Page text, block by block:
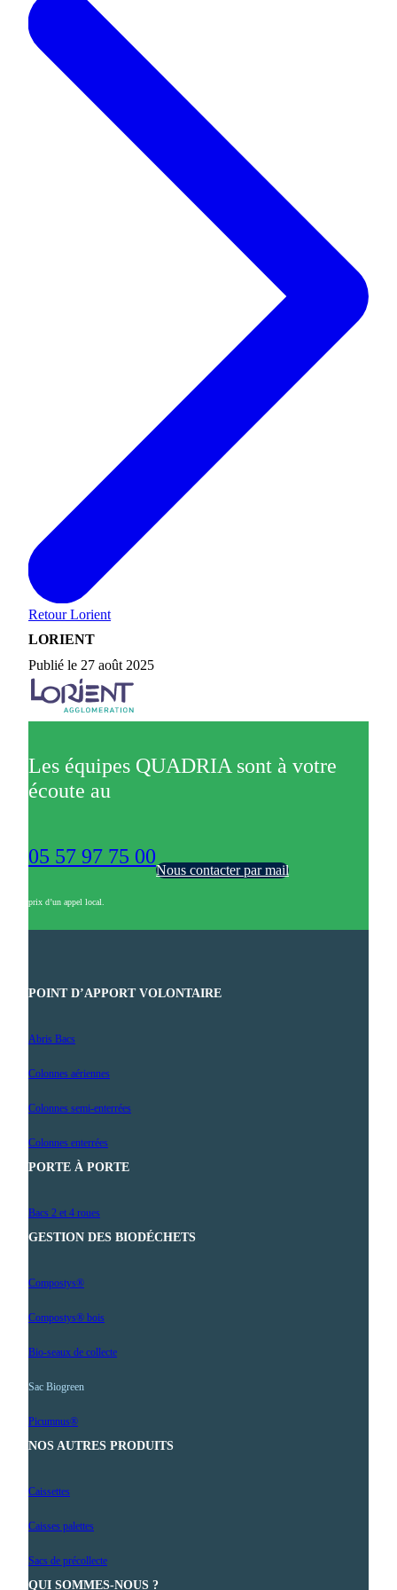
RetourLorient
LORIENT
Publié le 27 août 2025
Les équipes QUADRIA sont à votre
écoute au
05 57 97 75 00
prix d’un appel local.
Nous contacter par mail
POINT D’APPORT VOLONTAIRE
Abris Bacs
Colonnes aériennes
Colonnes semi-enterrées
Colonnes enterrées
PORTE À PORTE
Bacs 2 et 4 roues
GESTION DES BIODÉCHETS
Compostys®
Compostys® bois
Bio-seaux de collecte
Sac Biogreen
Picumnus®
NOS AUTRES PRODUITS
Caissettes
Caisses palettes
Sacs de précollecte
QUI SOMMES-NOUS ?